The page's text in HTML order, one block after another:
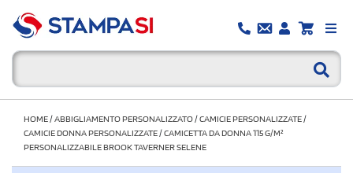
HOME/ABBIGLIAMENTO PERSONALIZZATO/CAMICIE PERSONALIZZATE/
CAMICIE DONNA PERSONALIZZATE/CAMICETTA DA DONNA 115 G/M²
PERSONALIZZABILE BROOK TAVERNER SELENE